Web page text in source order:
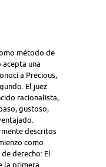
método de
una
a Precious,
El juez
racionalista,
gustoso,
descritos
como
derecho: El
la primera